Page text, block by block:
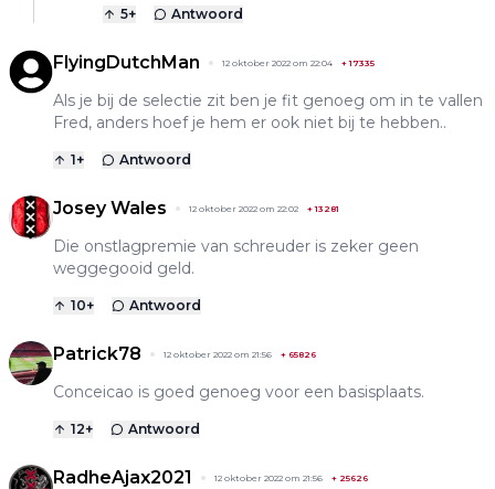
5+ Antwoord
FlyingDutchMan 12 oktober 2022 om 22:04 +17335
Als je bij de selectie zit ben je fit genoeg om in te vallen
Fred, anders hoef je hem er ook niet bij te hebben..
1+ Antwoord
Josey Wales 12 oktober 2022 om 22:02 +13281
Die onstlagpremie van schreuder is zeker geen
weggegooid geld.
10+ Antwoord
Patrick78 12 oktober 2022 om 21:56 + 65826
Conceicao is goed genoeg voor een basisplaats.
12+ Antwoord
RadheAjax2021 12 oktober 2022 om 21:56 + 25626